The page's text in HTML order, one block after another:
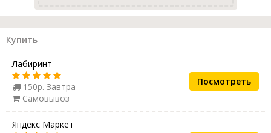
Купить
Лабиринт
150р. Завтра
Самовывоз
Посмотреть
Яндекс Маркет